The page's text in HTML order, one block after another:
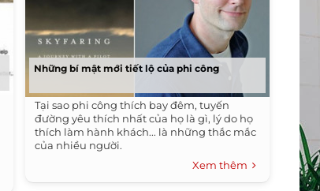
Những bí mật mới tiết lộ của phi công
Tại sao phi công thích bay đêm, tuyến
đường yêu thích nhất của họ là gì, lý do họ
thích làm hành khách... là những thắc mắc
của nhiều người.
Xem thêm